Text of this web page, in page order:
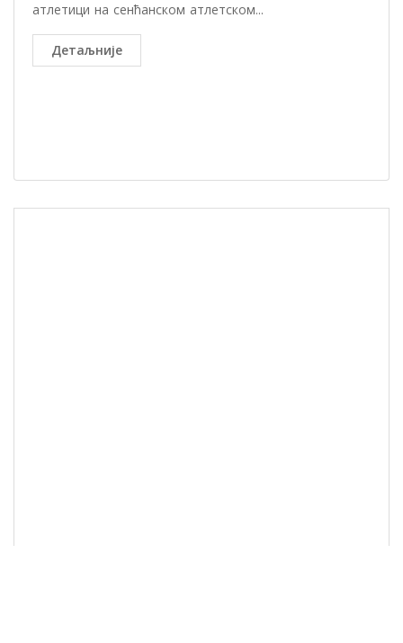
атлетици на сенћанском атлетском...
Детаљније